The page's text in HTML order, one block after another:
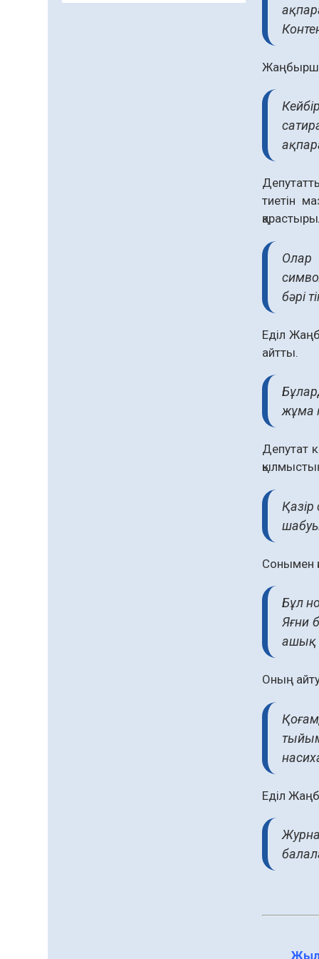
тиетін
Олар
бәрі
Еділ
айтты.
жұма
Депутат
Сонымен
Бұл
Яғни
ашық
Оның
Еділ